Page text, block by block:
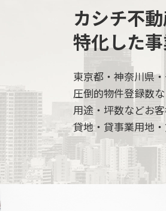
カシチ不
特化した
東京都・神奈川県
圧倒的物件登録数
用途・坪数などお
貸地・貸事業用地